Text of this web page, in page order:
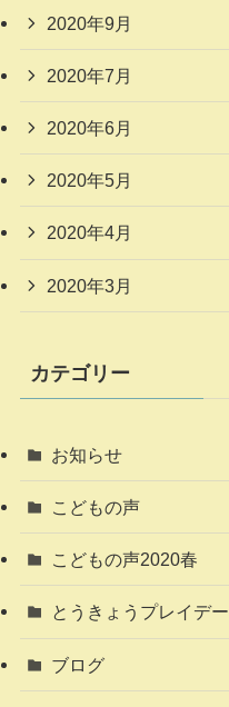
2020年9月
2020年7月
2020年6月
2020年5月
2020年4月
2020年3月
カテゴリー
お知らせ
こどもの声
こどもの声2020春
とうきょうプレイデー
ブログ